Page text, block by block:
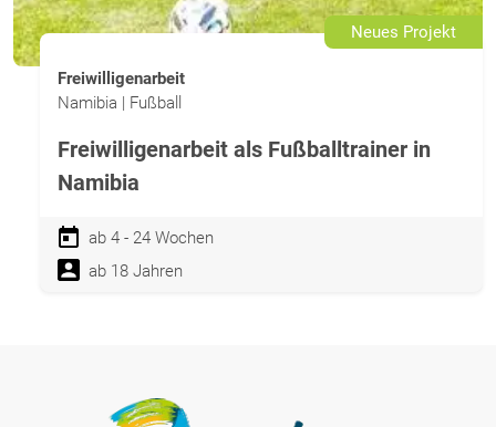
Neues Projekt
Freiwilligenarbeit
Namibia | Fußball
Freiwilligenarbeit als Fußballtrainer in
Namibia
ab 4 - 24 Wochen
ab 18 Jahren